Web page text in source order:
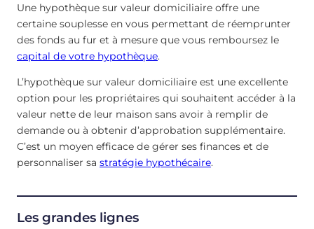
Une hypothèque sur valeur domiciliaire offre une
certaine souplesse en vous permettant de réemprunter
des fonds au fur et à mesure que vous remboursez le
capital de votre hypothèque.
L’hypothèque sur valeur domiciliaire est une excellente
option pour les propriétaires qui souhaitent accéder à la
valeur nette de leur maison sans avoir à remplir de
demande ou à obtenir d’approbation supplémentaire.
C’est un moyen efficace de gérer ses finances et de
personnaliser sa stratégie hypothécaire.
Les grandes lignes